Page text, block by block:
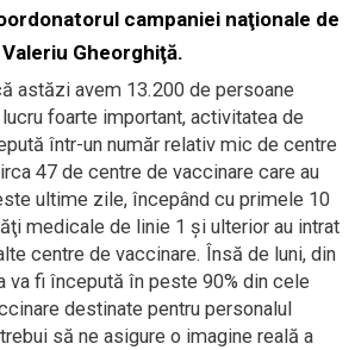
campaniei naţionale de
Gheorghiţă.
astăzi avem 13.200 de persoane
foarte important, activitatea de
într-un număr relativ mic de centre
47 de centre de vaccinare care au
ultime zile, începând cu primele 10
medicale de linie 1 şi ulterior au intrat
centre de vaccinare. Însă de luni, din
va fi începută în peste 90% din cele
destinate pentru personalul
să ne asigure o imagine reală a